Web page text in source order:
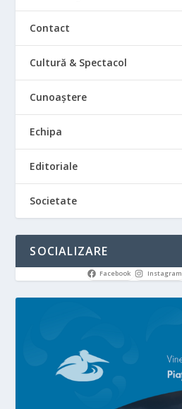
Contact
Cultură & Spectacol
Cunoaștere
Echipa
Editoriale
Societate
SOCIALIZARE
Facebook Instagram